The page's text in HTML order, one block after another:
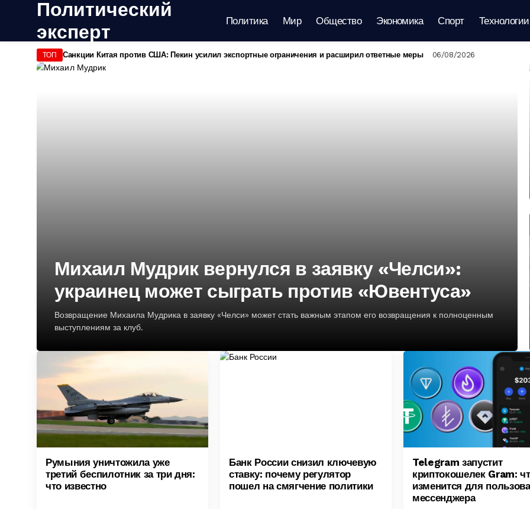
Политический
эксперт
Политика Мир Общество Экономика Спорт Технологии
ТОП Санкции Китая против США: Пекин усилил экспортные ограничения и расширил ответные меры 06/08/2026
Михаил Мудрик вернулся в заявку «Челси»:
украинец может сыграть против «Ювентуса»
Возвращение Михаила Мудрика в заявку «Челси» может стать важным этапом его возвращения к полноценным
выступлениям за клуб.
Румыния уничтожила уже
третий беспилотник за три дня:
что известно
Банк России снизил ключевую
ставку: почему регулятор
пошел на смягчение политики
Telegram запустит
криптокошелек Gram:
изменится для
мессенджера